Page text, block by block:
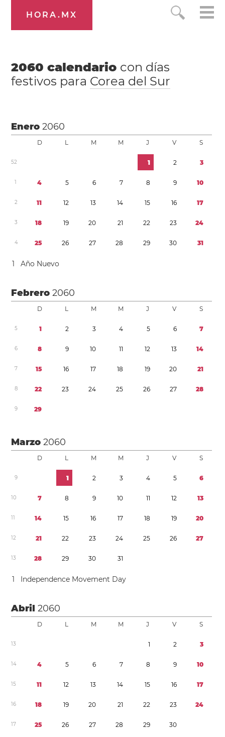
HORA.MX
2060 calendario con días
festivos para Corea del Sur
Enero2060
D L M M J V S
52 1 2 3
1 4 5 6 7 8 9 10
2 11 12 13 14 15 16 17
3 18 19 20 21 22 23 24
4 25 26 27 28 29 30 31
1 Año Nuevo
Febrero2060
D L M M J V S
5 1 2 3 4 5 6 7
6 8 9 10 11 12 13 14
7 15 16 17 18 19 20 21
8 22 23 24 25 26 27 28
9 29
Marzo2060
D L M M J V S
9 1 2 3 4 5 6
10 7 8 9 10 11 12 13
11 14 15 16 17 18 19 20
12 21 22 23 24 25 26 27
13 28 29 30 31
1 Independence Movement Day
Abril2060
D L M M J V S
13 1 2 3
14 4 5 6 7 8 9 10
15 11 12 13 14 15 16 17
16 18 19 20 21 22 23 24
17 25 26 27 28 29 30